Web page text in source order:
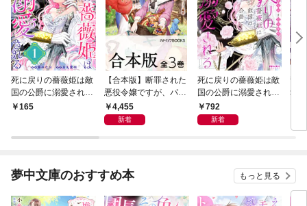
死に戻りの薔薇姫は敵
国の公爵に溺愛される
（単話版）第1話
165
【合本版】断罪された
悪役令嬢ですが、パン
を焼いたら聖女にジョ
ブチェンジしまし
4,455
新着
死に戻りの薔薇姫は敵
国の公爵に溺愛される
（１）
792
新着
龍
幸
夢中文庫のおすすめ本 もっと見る